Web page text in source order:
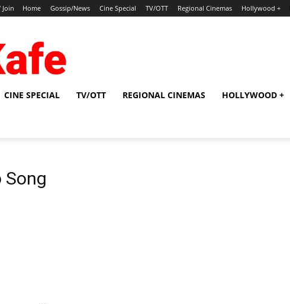
Home Gossip/News Cine Special TV/OTT Regional Cinemas Hollywood +
CINE SPECIAL TV/OTT REGIONAL CINEMAS HOLLYWOOD +
Song